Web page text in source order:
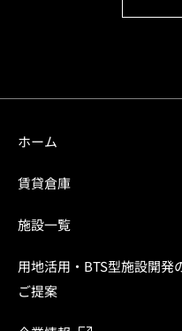
ホーム
賃貸倉庫
施設一覧
用地活用・BTS型施設開発
ご提案